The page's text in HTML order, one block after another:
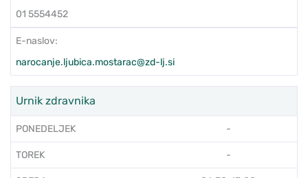
01 5554452
E-naslov:
narocanje.ljubica.mostarac@zd-lj.si
Urnik zdravnika
PONEDELJEK -
TOREK -